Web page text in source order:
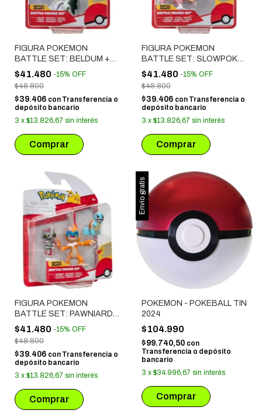
FIGURA POKEMON
BATTLE SET: BELDUM +
SIRFETCH'D + CLEFAIRY
(95155)
$41.480 -15% OFF
$48.800
$39.406 con Transferencia o
depósito bancario
3 x $13.826,67 sin interés
FIGURA POKEMON
BATTLE SET: SLOWPOKE
+ LITWICK + PIKACHU
(95155)
$41.480 -15% OFF
$48.800
$39.406 con Transferencia o
depósito bancario
3 x $13.826,67 sin interés
FIGURA POKEMON
BATTLE SET: PAWNIARD +
MONFERNO + SQUIRTLE
(95155)
$41.480 -15% OFF
$48.800
$39.406 con Transferencia o
depósito bancario
3 x $13.826,67 sin interés
Envío gratis
POKEMON - POKEBALL TIN
2024
$104.990
$99.740,50 con
Transferencia o depósito
bancario
3 x $34.996,67 sin interés